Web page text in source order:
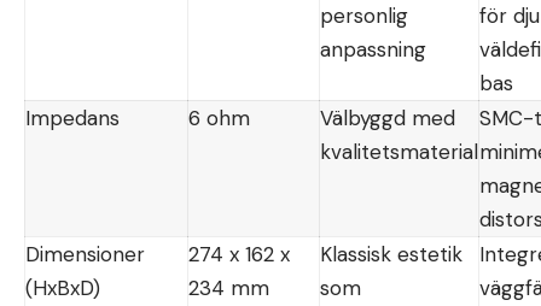
personlig
anpassning
för
bas
Impedans
6 ohm
Välbyggd med
kvalitetsmaterial
SMC-
Dimensioner
(HxBxD)
274 x 162 x
234 mm
Klassisk estetik
som